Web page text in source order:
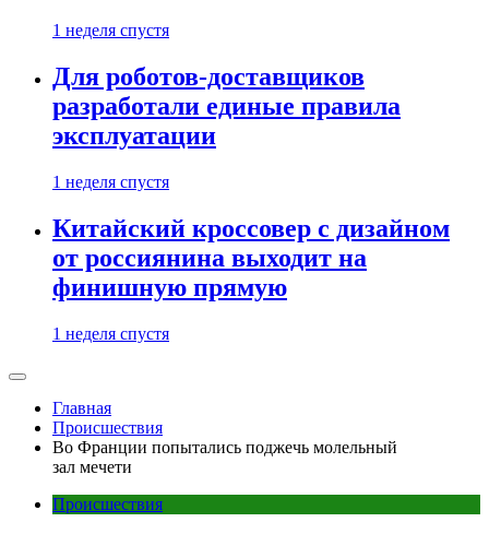
1 неделя спустя
Для роботов-доставщиков
разработали единые правила
эксплуатации
1 неделя спустя
Китайский кроссовер с дизайном
от россиянина выходит на
финишную прямую
1 неделя спустя
Главная
Происшествия
Во Франции попытались поджечь молельный
зал мечети
Происшествия